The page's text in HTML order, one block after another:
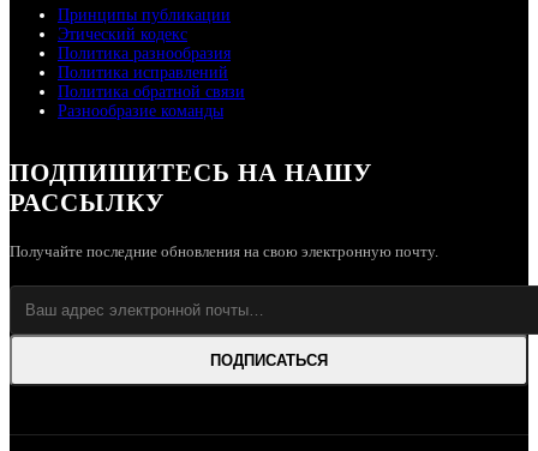
Принципы публикации
Этический кодекс
Политика разнообразия
Политика исправлений
Политика обратной связи
Разнообразие команды
ПОДПИШИТЕСЬ НА НАШУ
РАССЫЛКУ
Получайте последние обновления на свою электронную почту.
ПОДПИСАТЬСЯ